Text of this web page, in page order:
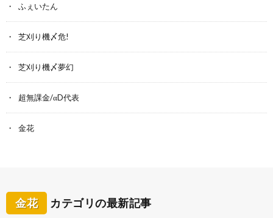
ふぇいたん
芝刈り機〆危!
芝刈り機〆夢幻
超無課金/αD代表
金花
金花 カテゴリの最新記事